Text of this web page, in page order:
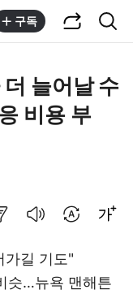
구독
늘어날 수
비용 부
가길 기도"
슷…뉴욕 맨해튼